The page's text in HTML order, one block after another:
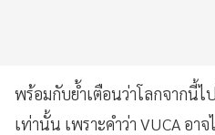
พร้อมกับย้ำเตือนว่าโลกจากนี้ไ
เท่านั้น เพราะคำว่า VUCA อา